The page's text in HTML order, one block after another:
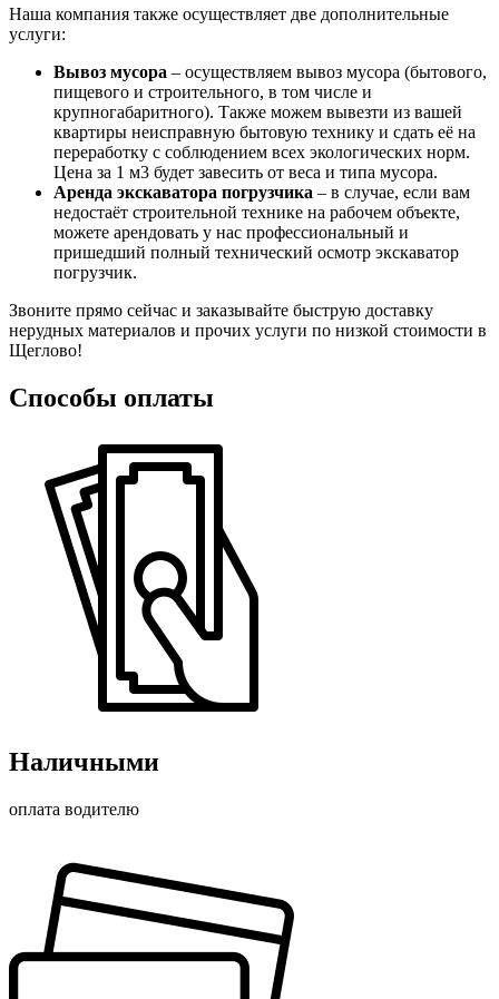
Наша компания также осуществляет две дополнительные
услуги:
Вывоз мусора – осуществляем вывоз мусора (бытового,
пищевого и строительного, в том числе и
крупногабаритного). Также можем вывезти из вашей
квартиры неисправную бытовую технику и сдать её на
переработку с соблюдением всех экологических норм.
Цена за 1 м3 будет завесить от веса и типа мусора.
Аренда экскаватора погрузчика – в случае, если вам
недостаёт строительной технике на рабочем объекте,
можете арендовать у нас профессиональный и
пришедший полный технический осмотр экскаватор
погрузчик.
Звоните прямо сейчас и заказывайте быструю доставку
нерудных материалов и прочих услуги по низкой стоимости в
Щеглово!
Способы оплаты
Наличными
оплата водителю